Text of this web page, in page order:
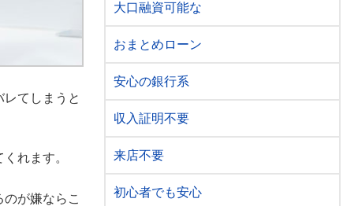
てしまうと
れます。
が嫌ならこ
大口融資可能な
おまとめローン
安心の銀行系
収入証明不要
来店不要
初心者でも安心